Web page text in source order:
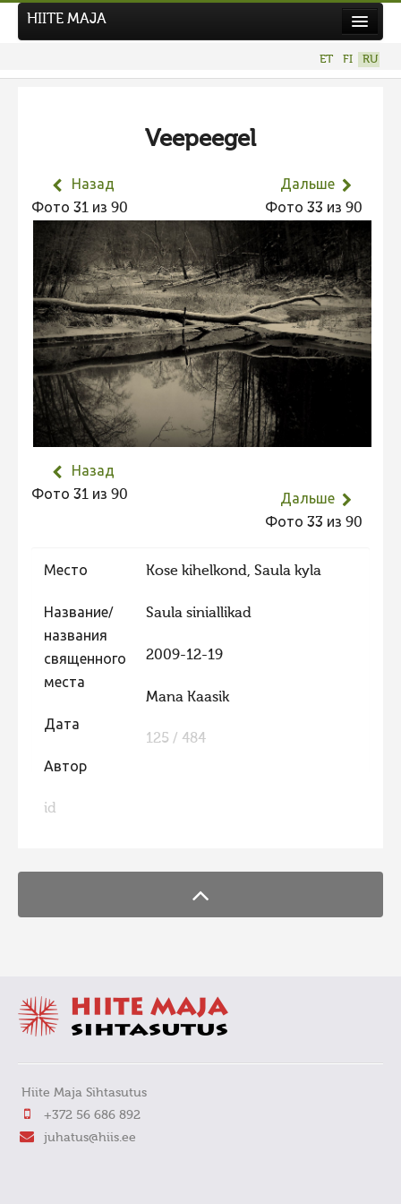
Hiite kuvavõistlus 2026
Фотоконкурс 2025
Не учитываются 2025
Видео 2025
Фотоконкурс 2024
Не учитываются 2024
Видео 2024
Фотоконкурс 2023
Не учитываются 2023
Видео 2023
Фотоконкурс 2022
Фотоконкурс 2021
Видео 2021
Фотоконкурс 2020
Видео 2020
Фотоконкурс 2019
Фотоконкурс 2018
Фотоконкурс 2017
Фотоконкурс 2012
Фотоконкурс 2009
HIITE MAJA
ET FI RU
Veepeegel
Назад
Фото 31 из 90
Дальше
Фото 33 из 90
Назад
Фото 31 из 90
Дальше
Фото 33 из 90
Место Kose kihelkond, Saula kyla
Название/
названия
священного
места
Saula siniallikad
Дата
2009-12-19
Автор
Mana Kaasik
id
125 / 484
Hiite Maja Sihtasutus
+372 56 686 892
juhatus@hiis.ee